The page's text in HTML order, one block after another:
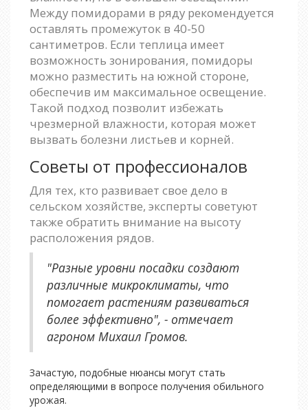
Между помидорами в ряду рекомендуется
оставлять промежуток в 40-50
сантиметров. Если теплица имеет
возможность зонирования, помидоры
можно разместить на южной стороне,
обеспечив им максимальное освещение.
Такой подход позволит избежать
чрезмерной влажности, которая может
вызвать болезни листьев и корней.
Советы от профессионалов
Для тех, кто развивает свое дело в
сельском хозяйстве, эксперты советуют
также обратить внимание на высоту
расположения рядов.
"Разные уровни посадки создают
различные микроклиматы, что
помогает растениям развиваться
более эффективно", - отмечает
агроном Михаил Громов.
Зачастую, подобные нюансы могут стать
определяющими в вопросе получения обильного
урожая.